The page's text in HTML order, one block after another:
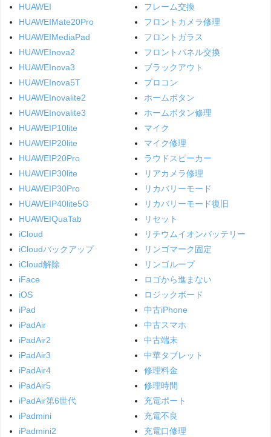
HUAWEI
HUAWEIMate20Pro
HUAWEIMediaPad
HUAWEInova2
HUAWEInova3
HUAWEInova5T
HUAWEInovalite2
HUAWEInovalite3
HUAWEIP10lite
HUAWEIP20lite
HUAWEIP20Pro
HUAWEIP30lite
HUAWEIP30Pro
HUAWEIP40lite5G
HUAWEIQuaTab
iCloud
iCloudバックアップ
iCloud解除
iFace
iOS
iPad
iPadAir
iPadAir2
iPadAir3
iPadAir4
iPadAir5
iPadAir第6世代
iPadmini
iPadmini2
フレーム交換
フロントカメラ修理
フロントガラス
フロントパネル交換
ブラックアウト
プロコン
ホームボタン
ホームボタン修理
マイク
マイク修理
ラウドスピーカー
リアカメラ修理
リカバリーモード
リカバリーモード復旧
リセット
リチウムイオンバッテリー
リンゴマーク固定
リンゴループ
ロゴから進まない
ロジックボード
中古iPhone
中古スマホ
中古端末
中華タブレット
修理料金
修理時間
充電ポート
充電不良
充電口修理